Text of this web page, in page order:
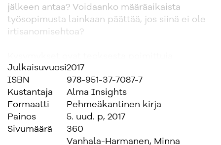
jälkeen antaa? Voidaanko määräaikaista
työsopimusta lainkaan päättää, jos siinä ei ole
irtisanomisehtoa?
esimerkkejä. Käytännönläheinen teos on
tarkoitettu esimiehille, jotka tekevät
työnantajan edustajina työsuhteisiin liittyviä
päätöksiä. Siinä opastetaan kysymys-
vastaustekniikkaa käyttäen mm. miten toimia
oikeudellisesti työsopimusta tehtäessä, mitkä
ovat työnjohto-oikeuden käytön rajat ja
Julkaisuvuosi2017
ISBN
978-951-37-7087-7
Kustantaja
Alma Insights
Formaatti
Pehmeäkantinen kirja
Painos
5. uud. p, 2017
Sivumäärä
360
Vanhala-Harmanen, Minna